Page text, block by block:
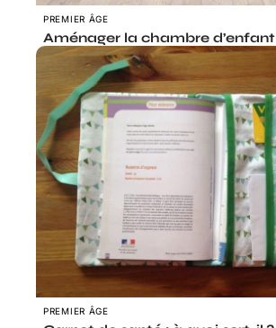
PREMIER ÂGE
Aménager la chambre d’enfant
PREMIER ÂGE